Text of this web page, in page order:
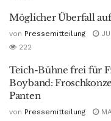
Möglicher Überfall
von Pressemitteilung
222
Teich-Bühne frei für
Boyband:
Panten
von Pressemitteilung